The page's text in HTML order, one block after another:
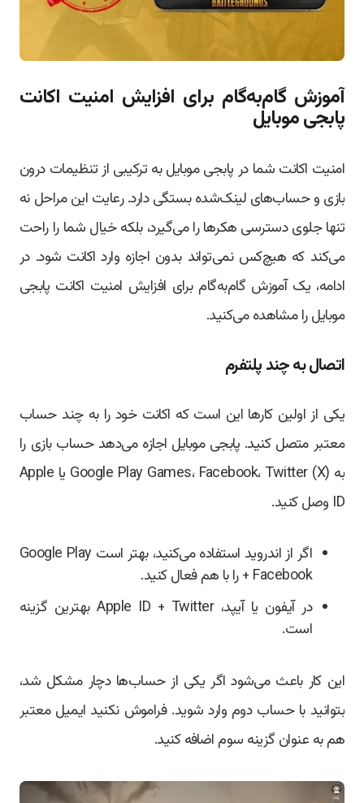
آموزش گام‌به‌گام برای افزایش امنیت اکانت
پابجی موبایل
امنیت اکانت شما در پابجی موبایل به ترکیبی از تنظیمات درون
بازی و حساب‌های لینک‌شده بستگی دارد. رعایت این مراحل نه
تنها جلوی دسترسی هکرها را می‌گیرد، بلکه خیال شما را راحت
می‌کند که هیچ‌کس نمی‌تواند بدون اجازه وارد اکانت شود. در
ادامه، یک آموزش گام‌به‌گام برای افزایش امنیت اکانت پابجی
موبایل را مشاهده می‌کنید.
اتصال به چند پلتفرم
یکی از اولین کارها این است که اکانت خود را به چند حساب
معتبر متصل کنید. پابجی موبایل اجازه می‌دهد حساب بازی را
به Google Play Games، Facebook، Twitter (X) یا Apple
ID وصل کنید.
اگر از اندروید استفاده می‌کنید، بهتر است Google Play
+ Facebook را با هم فعال کنید.
در آیفون یا آیپد، Apple ID + Twitter بهترین گزینه
است.
این کار باعث می‌شود اگر یکی از حساب‌ها دچار مشکل شد،
بتوانید با حساب دوم وارد شوید. فراموش نکنید ایمیل معتبر
هم به عنوان گزینه سوم اضافه کنید.